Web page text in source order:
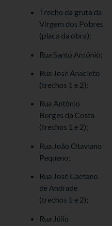
Trecho da gruta da
Virgem dos Pobres
(placa da obra);
Rua Santo Antônio;
Rua José Anacleto
(trechos 1 e 2);
Rua Antônio
Borges da Costa
(trechos 1 e 2);
Rua João Otaviano
Pequeno;
Rua José Caetano
de Andrade
(trechos 1 e 2);
Rua Júlio